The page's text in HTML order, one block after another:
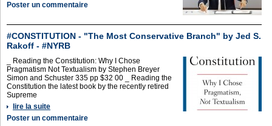
Poster un commentaire
#CONSTITUTION - "The Most Conservative Branch" by Jed S.
Rakoff - #NYRB
_ Reading the Constitution: Why I Chose
Pragmatism Not Textualism by Stephen Breyer
Simon and Schuster 335 pp $32 00 _ Reading the
Constitution the latest book by the recently retired
Supreme
lire la suite
Poster un commentaire